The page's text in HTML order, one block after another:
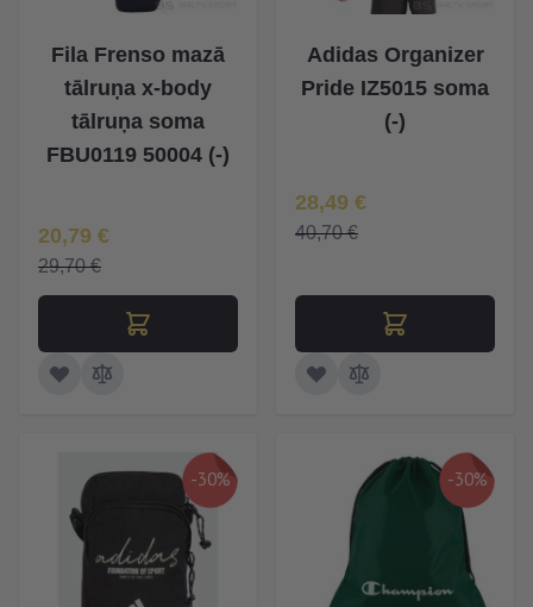
Fila Frenso mazā
tālruņa x-body
tālruņa soma
FBU0119 50004 (-)
Īpaša Cena
20,79 €
29,70 €
Adidas Organizer
Pride IZ5015 soma
(-)
Īpaša Cena
28,49 €
40,70 €
-30% -30%